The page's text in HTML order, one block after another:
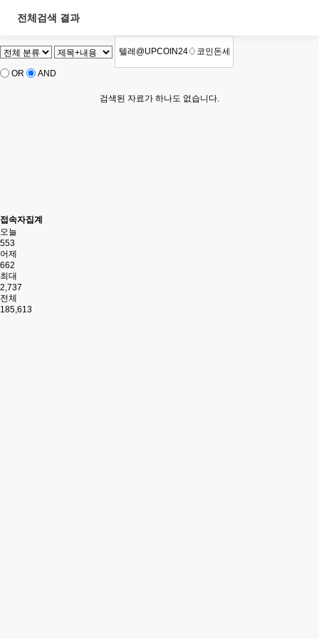
전체검색 결과
OR AND
검색된 자료가 하나도 없습니다.
접속자집계
오늘
553
어제
662
최대
2,737
전체
185,613